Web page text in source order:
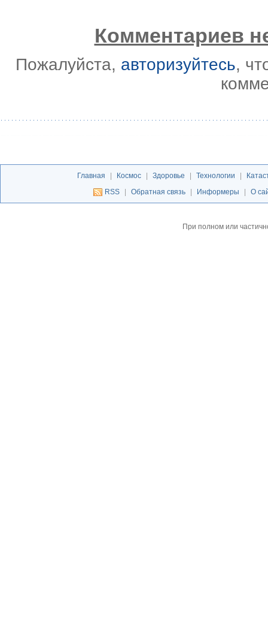
Комментариев
Пожалуйста, авторизуйтесь,
Главная | Космос | Здоровье | Технологии |
RSS
| Обратная связь | Информеры | О
При полном или